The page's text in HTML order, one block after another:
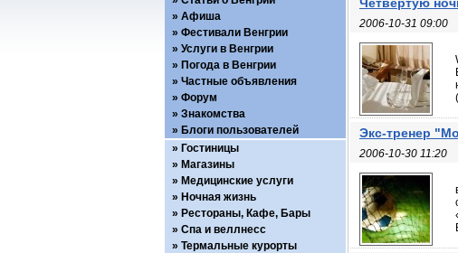
2006-10-31 09:00
Экс-тренер
2006-10-30 11:20
Афиша
Фестивали Венгрии
Услуги в Венгрии
Погода в Венгрии
Частные объявления
Форум
Знакомства
Блоги пользователей
Гостиницы
Магазины
Медицинские услуги
Ночная жизнь
Рестораны, Кафе, Бары
Спа и веллнесс
Термальные курорты